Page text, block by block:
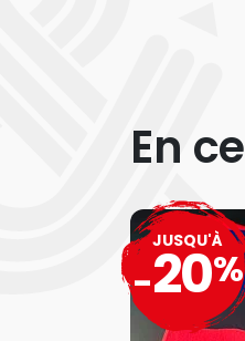
En ce
JUSQU'À
-20%